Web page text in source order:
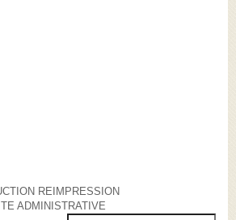
REIMPRESSION
ADMINISTRATIVE